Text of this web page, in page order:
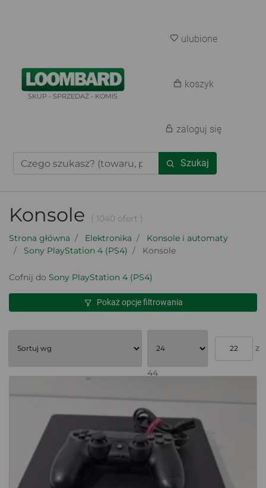
SKUP - SPRZEDAŻ - KOMIS
Szukaj
ulubione
koszyk
zaloguj się
Konsole
( 1040 ofert )
Strona główna
Elektronika
Konsole i automaty
Sony PlayStation 4 (PS4)
Konsole
Cofnij do Sony PlayStation 4 (PS4)
Pokaż opcje filtrowania
z
44